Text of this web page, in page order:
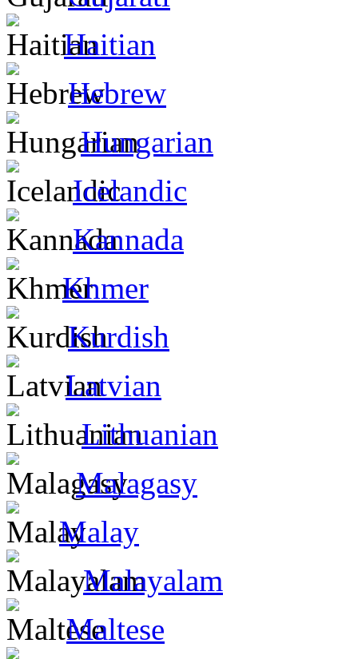
Haitian
Hebrew
Hungarian
Icelandic
Kannada
Khmer
Kurdish
Latvian
Lithuanian
Malagasy
Malay
Malayalam
Maltese